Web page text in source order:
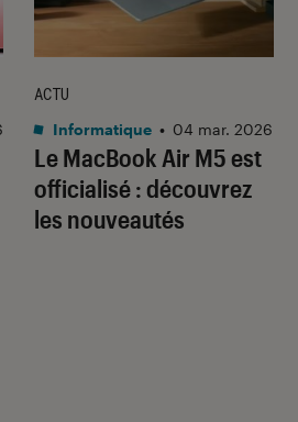
Le MacBook Air M5 est
officialisé : découvrez
les nouveautés
ACTU
Informatique • 04 mar. 2026